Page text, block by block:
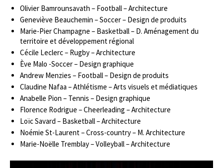
Olivier Bamrounsavath – Football – Architecture
Geneviève Beauchemin – Soccer – Design de produits
Marie-Pier Champagne – Basketball – D. Aménagement du
territoire et développement régional
Cécile Leclerc – Rugby – Architecture
Ève Malo -Soccer – Design graphique
Andrew Menzies – Football – Design de produits
Claudine Nafaa – Athlétisme – Arts visuels et médiatiques
Anabelle Pion – Tennis – Design graphique
Florence Rodrigue – Cheerleading – Architecture
Loïc Savard – Basketball – Architecture
Noémie St-Laurent – Cross-country – M. Architecture
Marie-Noëlle Tremblay – Volleyball – Architecture